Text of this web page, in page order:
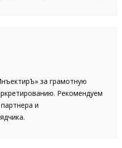
за грамотную
Рекомендуем
и